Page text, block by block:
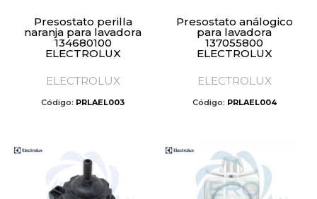
Presostato perilla
naranja para lavadora
134680100
ELECTROLUX
ELECTROLUX
Código: PRLAEL003
Presostato análogico
para lavadora
137055800
ELECTROLUX
ELECTROLUX
Código: PRLAEL004